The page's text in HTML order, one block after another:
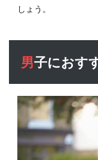
しょう。
男子にお